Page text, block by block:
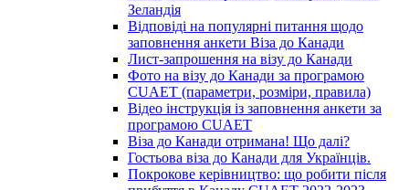
Зеландія
Відповіді на популярні питання щодо
заповнення анкети Віза до Канади
Лист-запрошення на візу до Канади
Фото на візу до Канади за програмою
CUAET (параметри, розміри, правила)
Відео інструкція із заповнення анкети за
програмою CUAET
Віза до Канади отримана! Що далі?
Гостьова віза до Канади для Українців.
Покрокове керівництво: що робити після